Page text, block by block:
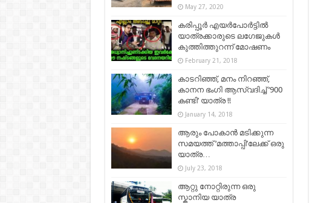
May 27, 2020
കരിപ്പൂര്‍ എയര്‍പോര്‍ട്ടില്‍
യാത്രക്കാരുടെ ലഗേജുകള്‍
കുത്തിത്തുറന്ന് മോഷണം
February 21, 2018
കാടറിഞ്ഞ്, മനം നിറഞ്ഞ്,
കാനന ഭംഗി ആസ്വദിച്ച് ‘900
കണ്ടി’ യാത്ര !!
January 14, 2018
ആരും പോകാന്‍ മടിക്കുന്ന
സമയത്ത് ‘മത്താപ്പി’ലേക്ക് ഒരു
യാത്ര…
July 23, 2018
ആറ്റു നോറ്റിരുന്ന ഒരു
സ്കാനിയ യാത്ര